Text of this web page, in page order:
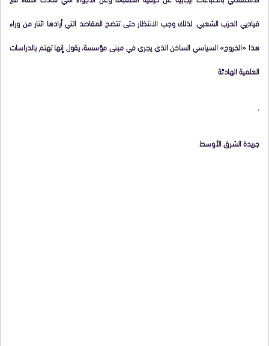
قياديي الحزب الشعبي. لذلك وجب الانتظار حتى تتضح المقاصد التي أرادها اثنار من وراء
هذا «الخروج» السياسي الساخن الذي يجري في مبنى مؤسسة، يقول إنها تهتم بالدراسات
العلمية الهادئة
.
جريدة الشرق الأوسط